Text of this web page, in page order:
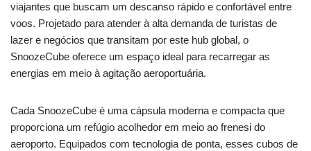
viajantes que buscam um descanso rápido e confortável entre
voos. Projetado para atender à alta demanda de turistas de
lazer e negócios que transitam por este hub global, o
SnoozeCube oferece um espaço ideal para recarregar as
energias em meio à agitação aeroportuária.
Cada SnoozeCube é uma cápsula moderna e compacta que
proporciona um refúgio acolhedor em meio ao frenesi do
aeroporto. Equipados com tecnologia de ponta, esses cubos de